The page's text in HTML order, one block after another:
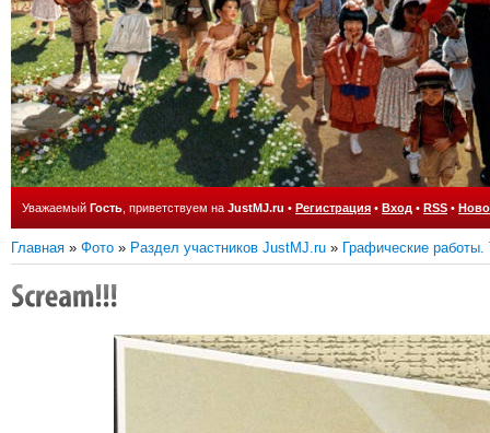
Уважаемый Гость , приветствуем на JustMJ.ru • Регистрация • Вход • RSS •
Главная » Фото » Раздел участников JustMJ.ru » Графические